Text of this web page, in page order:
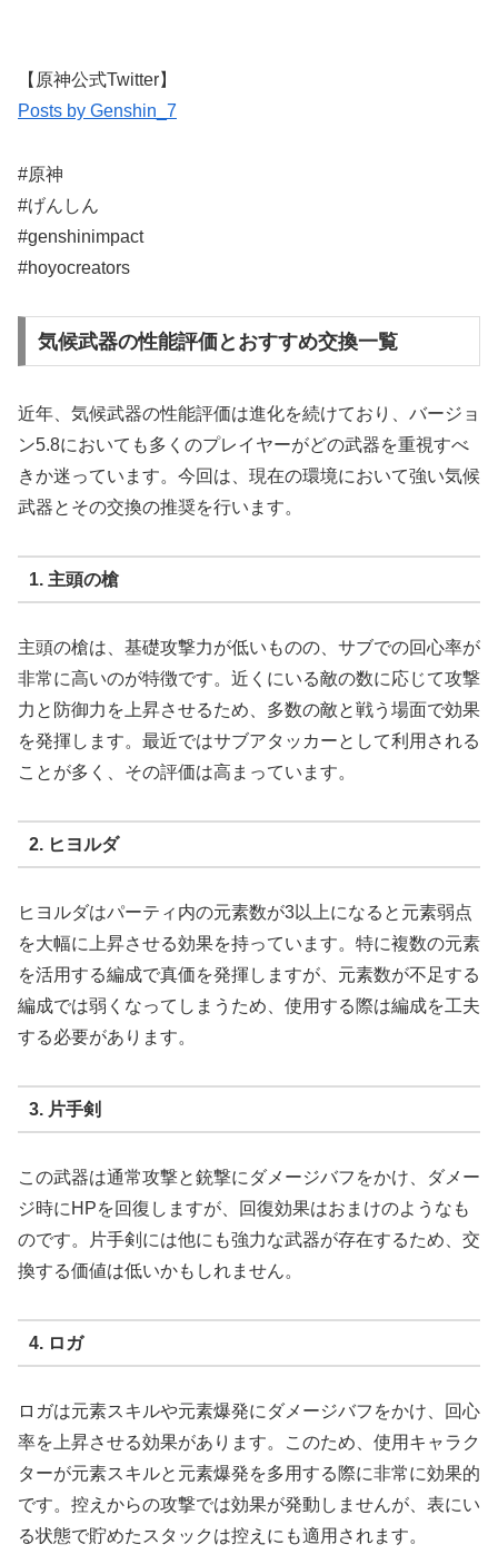
【原神公式Twitter】
Posts by Genshin_7
#原神
#げんしん
#genshinimpact
#hoyocreators
気候武器の性能評価とおすすめ交換一覧
近年、気候武器の性能評価は進化を続けており、バージョ
ン5.8においても多くのプレイヤーがどの武器を重視すべ
きか迷っています。今回は、現在の環境において強い気候
武器とその交換の推奨を行います。
1. 主頭の槍
主頭の槍は、基礎攻撃力が低いものの、サブでの回心率が
非常に高いのが特徴です。近くにいる敵の数に応じて攻撃
力と防御力を上昇させるため、多数の敵と戦う場面で効果
を発揮します。最近ではサブアタッカーとして利用される
ことが多く、その評価は高まっています。
2. ヒヨルダ
ヒヨルダはパーティ内の元素数が3以上になると元素弱点
を大幅に上昇させる効果を持っています。特に複数の元素
を活用する編成で真価を発揮しますが、元素数が不足する
編成では弱くなってしまうため、使用する際は編成を工夫
する必要があります。
3. 片手剣
この武器は通常攻撃と銃撃にダメージバフをかけ、ダメー
ジ時にHPを回復しますが、回復効果はおまけのようなも
のです。片手剣には他にも強力な武器が存在するため、交
換する価値は低いかもしれません。
4. ロガ
ロガは元素スキルや元素爆発にダメージバフをかけ、回心
率を上昇させる効果があります。このため、使用キャラク
ターが元素スキルと元素爆発を多用する際に非常に効果的
です。控えからの攻撃では効果が発動しませんが、表にい
る状態で貯めたスタックは控えにも適用されます。